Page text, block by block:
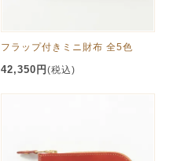
フラップ付きミニ財布 全5色
42,350円 (税込)